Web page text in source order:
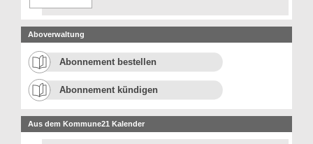
Aboverwaltung
Abonnement bestellen
Abonnement kündigen
Aus dem Kommune21 Kalender